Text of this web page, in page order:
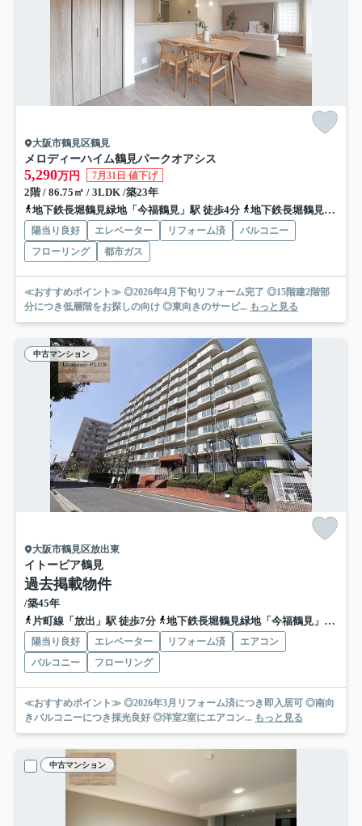
大阪市鶴見区鶴見
メロディーハイム鶴見パークオアシス
5,290万円 7月31日 値下げ
2階 / 86.75㎡ / 3LDK /築23年
地下鉄長堀鶴見緑地「今福鶴見」駅 徒歩4分
地下鉄長堀鶴見緑地「蒲生四丁目」駅 徒歩18分
陽当り良好 エレベーター リフォーム済
バルコニー
フローリング
都市ガス
≪おすすめポイント≫ ◎2026年4月下旬リフォーム完了 ◎15階建2階部
分につき低層階をお探しの向け ◎東向きのサービ... もっと見る
中古マンション
大阪市鶴見区放出東
イトーピア鶴見
過去掲載物件
/築45年
片町線「放出」駅 徒歩7分
地下鉄長堀鶴見緑地「今福鶴見」駅 徒歩17分
陽当り良好 エレベーター リフォーム済
エアコン
バルコニー
フローリング
≪おすすめポイント≫ ◎2026年3月リフォーム済につき即入居可 ◎南向
きバルコニーにつき採光良好 ◎洋室2室にエアコン... もっと見る
中古マンション